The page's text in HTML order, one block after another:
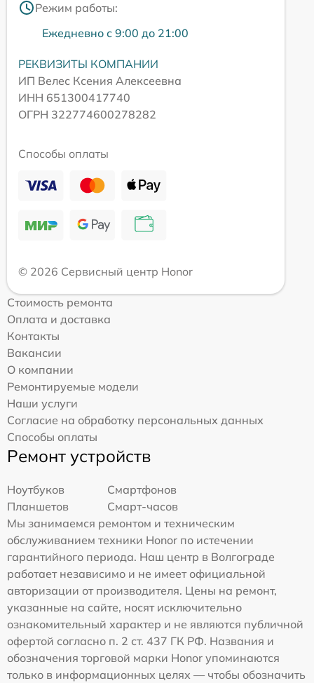
Режим работы:
Ежедневно с 9:00 до 21:00
РЕКВИЗИТЫ КОМПАНИИ
ИП Велес Ксения Алексеевна
ИНН 651300417740
ОГРН 322774600278282
Способы оплаты
© 2026 Сервисный центр Honor
Стоимость ремонта
Оплата и доставка
Контакты
Вакансии
О компании
Ремонтируемые модели
Наши услуги
Согласие на обработку персональных данных
Способы оплаты
Ремонт устройств
Ноутбуков
Смартфонов
Планшетов
Смарт-часов
Мы занимаемся ремонтом и техническим
обслуживанием техники Honor по истечении
гарантийного периода. Наш центр в Волгограде
работает независимо и не имеет официальной
авторизации от производителя. Цены на ремонт,
указанные на сайте, носят исключительно
ознакомительный характер и не являются публичной
офертой согласно п. 2 ст. 437 ГК РФ. Названия и
обозначения торговой марки Honor упоминаются
только в информационных целях — чтобы обозначить